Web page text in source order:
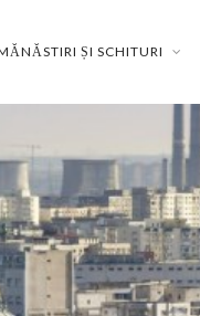
ȘI SCHITURI